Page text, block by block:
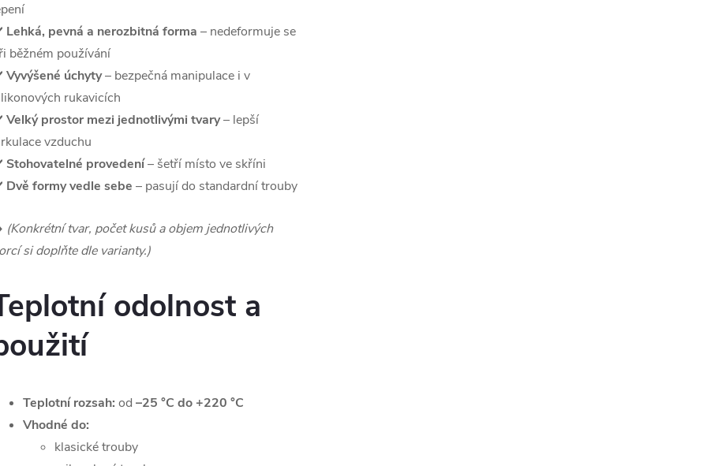
Lehká, pevná a nerozbitná forma – nedeformuje se
běžném používání
Vyvýšené úchyty– bezpečná manipulace i v
rukavicích
Velký prostor mezi jednotlivými tvary– lepší
vzduchu
Stohovatelné provedení– šetří místo ve skříni
Dvě formy vedle sebe – pasují do standardní trouby
(Konkrétní tvar, počet kusů a objem jednotlivých
si doplňte dle varianty.)
odolnost a
Teplotní rozsah: od –25 °C do +220 °C
Vhodné do:
klasické trouby